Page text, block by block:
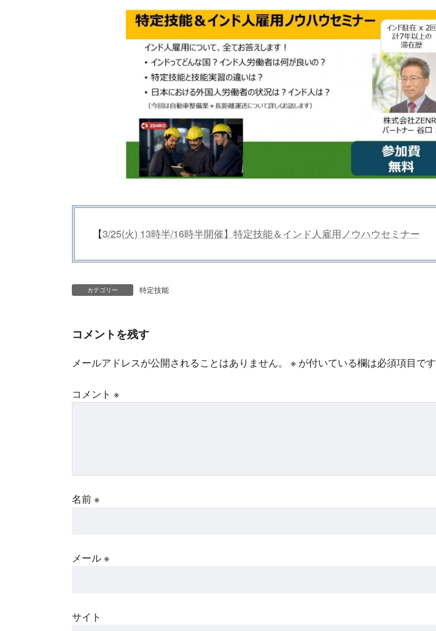
【3/25(火) 13時半/16時半開催】特定技能＆インド人雇用ノウハウセミナー
カテゴリー 特定技能
コメントを残す
メールアドレスが公開されることはありません。 ※ が付いている欄は必須項目です
コメント ※
名前※
メール※
サイト